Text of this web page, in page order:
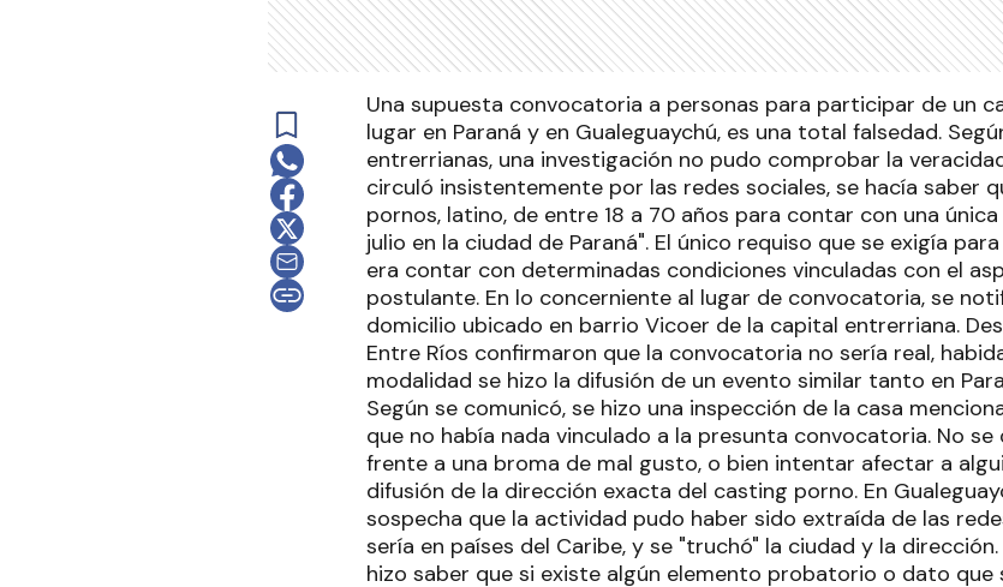
Una supuesta convocatoria a personas para participar de un
lugar en Paraná y en Gualeguaychú, es una total falsedad.
entrerrianas, una investigación no pudo comprobar la
circuló insistentemente por las redes sociales, se hacía saber
pornos, latino, de entre 18 a 70 años para contar con una
julio en la ciudad de Paraná". El único requiso que se exigía
era contar con determinadas condiciones vinculadas con el
postulante. En lo concerniente al lugar de convocatoria, se
domicilio ubicado en barrio Vicoer de la capital entrerriana.
Entre Ríos confirmaron que la convocatoria no sería real,
modalidad se hizo la difusión de un evento similar tanto en
Según se comunicó, se hizo una inspección de la casa
que no había nada vinculado a la presunta convocatoria. No
frente a una broma de mal gusto, o bien intentar afectar a
difusión de la dirección exacta del casting porno. En
sospecha que la actividad pudo haber sido extraída de las
sería en países del Caribe, y se "truchó" la ciudad y la
hizo saber que si existe algún elemento probatorio o dato que